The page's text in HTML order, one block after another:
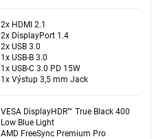
2x HDMI 2.1
2x DisplayPort 1.4
2x USB 3.0
1x USB-B 3.0
1x USB-C 3.0 PD 15W
1x Výstup 3,5 mm Jack
VESA DisplayHDR™ True Black 400
Low Blue Light
AMD FreeSync Premium Pro